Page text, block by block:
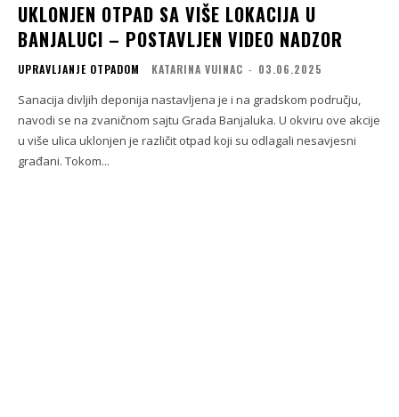
UKLONJEN OTPAD SA VIŠE LOKACIJA U
BANJALUCI – POSTAVLJEN VIDEO NADZOR
UPRAVLJANJE OTPADOM KATARINA VUINAC - 03.06.2025
Sanacija divljih deponija nastavljena je i na gradskom području,
navodi se na zvaničnom sajtu Grada Banjaluka. U okviru ove akcije
u više ulica uklonjen je različit otpad koji su odlagali nesavjesni
građani. Tokom...